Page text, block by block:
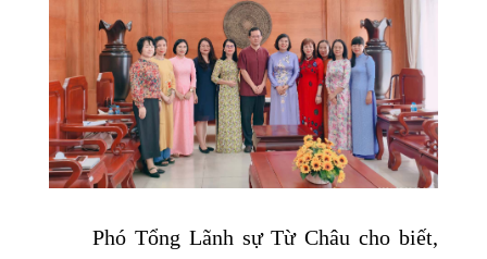
Phó Tổng Lãnh sự Từ Châu cho biết,